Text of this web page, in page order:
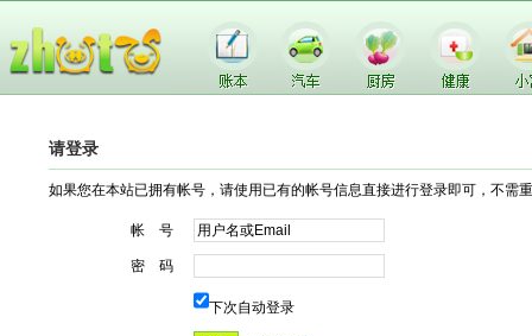
请登录
如果您在本站已拥有帐号，请使用已有的帐号信息直接进行登录即可，不需
帐 号
密 码
下次自动登录